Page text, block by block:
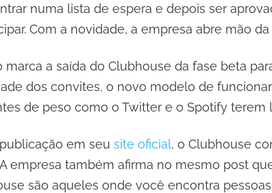
numa lista de espera e depois ser
Com a novidade, a empresa abre mão
marca a saída do Clubhouse da fase beta
dos convites, o novo modelo de
de peso como o Twitter e o Spotify
em seu site oficial, o Clubhouse
empresa também afirma no mesmo post
são aqueles onde você encontra